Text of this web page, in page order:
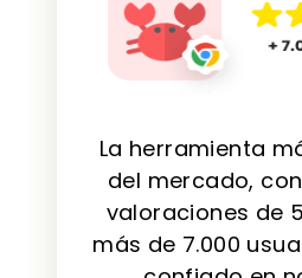
La herramienta
del mercado,
valoraciones de
más de 7.000